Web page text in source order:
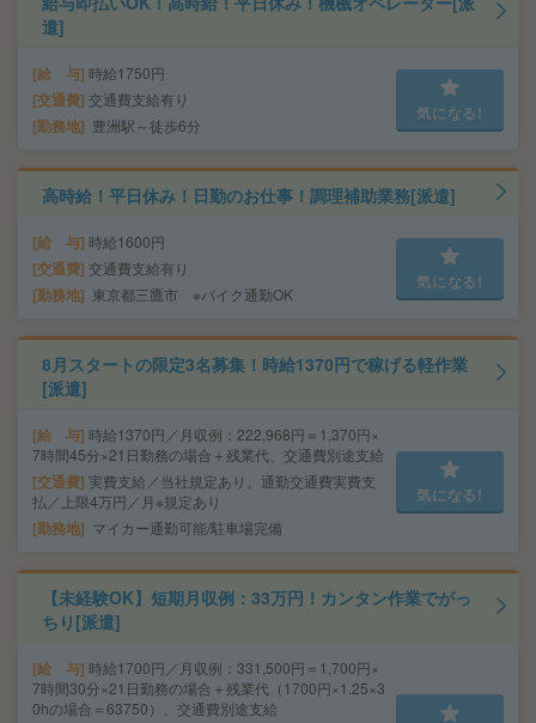
遣]
給 与 時給1750円
交通費 交通費支給有り
勤務地 豊洲駅～徒歩6分
気になる!
高時給！平日休み！日勤のお仕事！調理補助業務[派遣]
給 与 時給1600円
交通費 交通費支給有り
勤務地 東京都三鷹市 ※バイク通勤OK
気になる!
8月スタートの限定3名募集！時給1370円で稼げる軽作業
[派遣]
給 与 時給1370円／月収例：222,968円＝1,370円×
7時間45分×21日勤務の場合＋残業代、交通費別途支給
交通費 実費支給／当社規定あり。通勤交通費実費支
払／上限4万円／月※規定あり
勤務地 マイカー通勤可能/駐車場完備
気になる!
【未経験OK】短期月収例：33万円！カンタン作業でがっ
ちり[派遣]
給 与 時給1700円／月収例：331,500円＝1,700円×
7時間30分×21日勤務の場合＋残業代（1700円×1.25×3
0hの場合＝63750）、交通費別途支給